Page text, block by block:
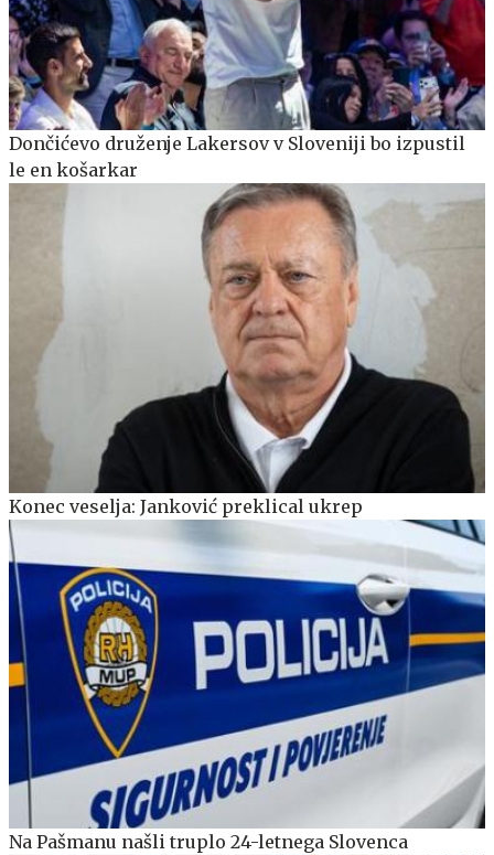
Dončićevo druženje Lakersov v Sloveniji bo izpustil
le en košarkar
Konec veselja: Janković preklical ukrep
Na Pašmanu našli truplo 24-letnega Slovenca